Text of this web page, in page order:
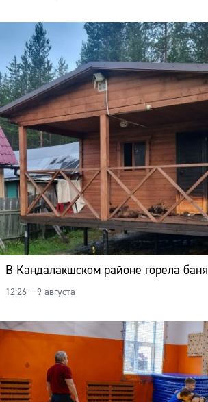
В Кандалакшском районе горела баня
12:26 – 9 августа